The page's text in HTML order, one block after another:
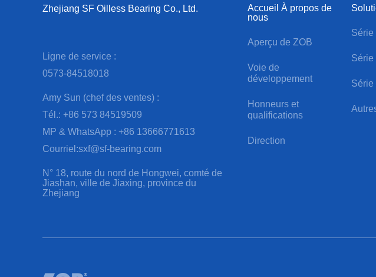
Zhejiang SF Oilless Bearing Co., Ltd.
Ligne de service :
0573-84518018
Amy Sun (chef des ventes) :
Tél.: +86 573 84519509
MP & WhatsApp : +86 13666771613
Courriel:sxf@sf-bearing.com
N° 18, route du nord de Hongwei, comté de
Jiashan, ville de Jiaxing, province du
Zhejiang
Accueil À propos de
nous
Aperçu de ZOB
Voie de
développement
Honneurs et
qualifications
Direction
Série
Série
Série